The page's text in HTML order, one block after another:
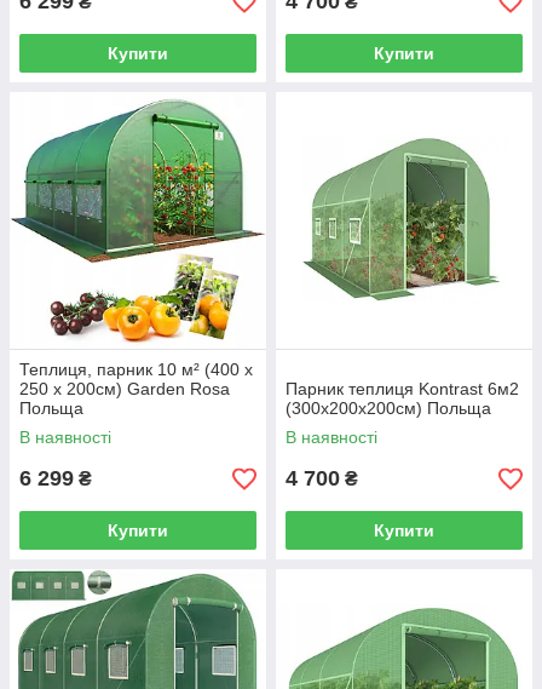
Купити Купити
Теплиця, парник 10 м² (400 x
250 х 200см) Garden Rosa
Польща
В наявності
6 299 ₴
Купити
Парник теплиця Kontrast 6м2
(300х200х200см) Польща
В наявності
4 700 ₴
Купити